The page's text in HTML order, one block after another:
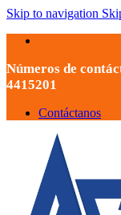
Skip to navigation
Números de
4415201
Contáctanos